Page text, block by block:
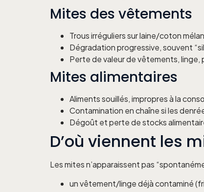
Mites des vêtements
Trous irréguliers sur laine/coton
Dégradation progressive, souvent
Perte de valeur de vêtements, linge,
Mites alimentaires
Aliments souillés, impropres à la
Contamination en chaîne si les
Dégoût et perte de stocks
D’où viennent les
Les mites n’apparaissent pas
un vêtement/linge déjà contaminé